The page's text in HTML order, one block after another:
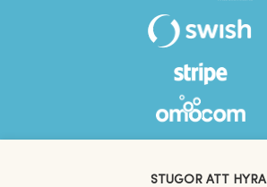
STUGOR ATT HYRA